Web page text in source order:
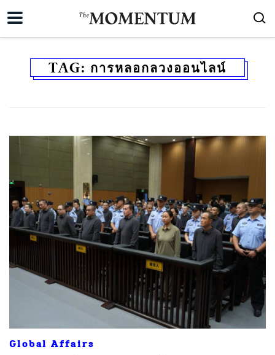
TAG: การหลอกลวงออนไลน์
Global Affairs
LINE EMAIL